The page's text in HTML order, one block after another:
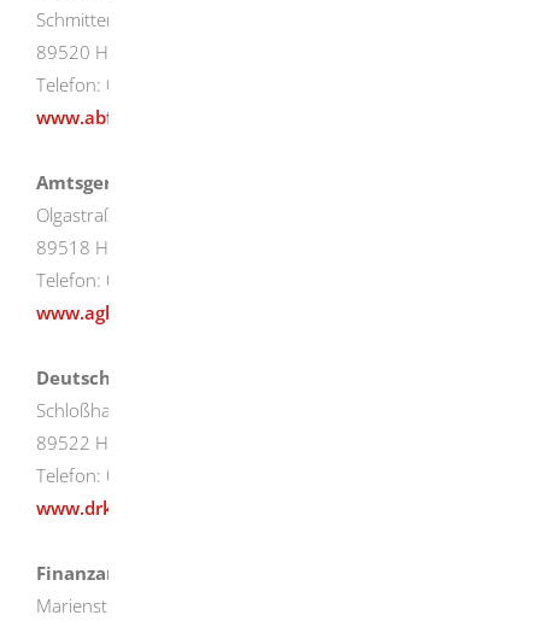
Schmittenplatz 5
89520 Heidenheim
Telefon: 07321/ 9505-0
www.abfallwirtschaft-heidenheim.de
Amtsgericht
Olgastraße 22
89518 Heidenheim
Telefon: 07321/38-0
www.agheidenheim.de
Deutsches Rotes Kreuz
Schloßhaustraße 98
89522 Heidenheim
Telefon: 07321/3583-0
www.drk-heidenheim.de
Finanzamt
Marienstraße 15